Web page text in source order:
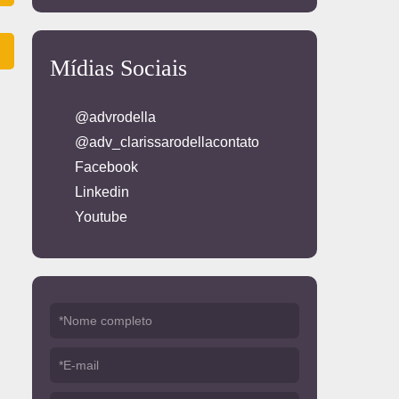
Mídias Sociais
@advrodella
@adv_clarissarodellacontato
Facebook
Linkedin
Youtube